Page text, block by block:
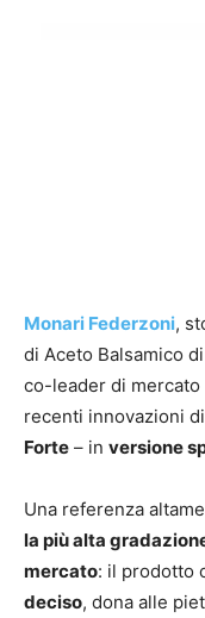
Monari Federzoni,
di Aceto Balsamico
co-leader di mercato
recenti innovazioni
Forte – in versione
Una referenza
la più alta
mercato: il prodotto
deciso, dona alle